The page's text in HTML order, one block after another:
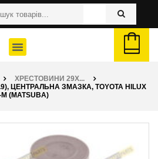
ХРЕСТОВИНИ 29X...
ЦЕНТРАЛЬНА ЗМАЗКА, TOYOTA HILUX
(MATSUBA)